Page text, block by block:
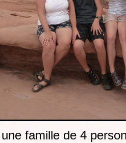
famille de 4